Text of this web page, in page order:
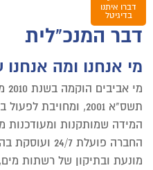
דבר המנכ"לית
מי אנחנו ומה אנחנו
תשס"א 2001,
המידה שמותקנות ומעודכנות
החברה פועלת
מונעת ובתיקון של רשתות מים,
דברו איתנו
בדיגיטלוואטסאפ